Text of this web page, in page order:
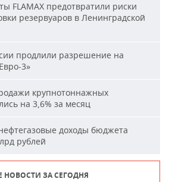
FLAMAX предотвратили риски
резервуаров в Ленинградской
продлили разрешение на
3»
крупнотоннажных
на 3,6% за месяц
доходы бюджета
рублей
НОВОСТИ ЗА СЕГОДНЯ